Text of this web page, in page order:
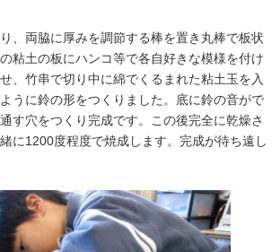
、両脇に厚みを調節する棒を置き丸棒で板状
粘土の板にハンコ等で各自好きな模様を付け
、竹串で切り中に綿でくるまれた粘土玉を入
うに鈴の形をつくりました。底に鈴の音がで
す穴をつくり完成です。この後完全に乾燥さ
に1200度程度で焼成します。完成が待ち遠し